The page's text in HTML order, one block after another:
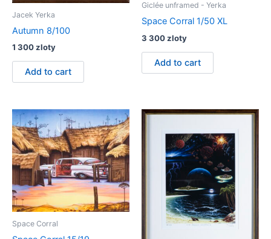
Jacek Yerka
Autumn 8/100
1 300zloty
Add to cart
Giclée unframed - Yerka
Space Corral 1/50 XL
3 300zloty
Add to cart
Space Corral